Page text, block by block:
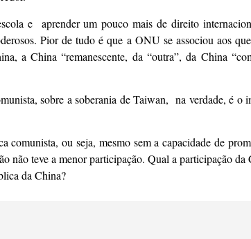
e aprender um pouco mais de direito
Pior de tudo é que a ONU se associou aos
a China “remanescente, da “outra”, da China
sobre a soberania de Taiwan, na verdade, é o
comunista, ou seja, mesmo sem a capacidade de
não teve a menor participação. Qual a participação
da China?